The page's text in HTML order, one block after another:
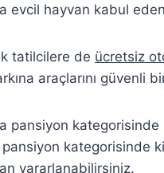
evcil hayvan kabul
tatilcilere de ücretsiz
araçlarını güvenli
pansiyon
pansiyon kategorisinde
yararlanabilirsiniz.